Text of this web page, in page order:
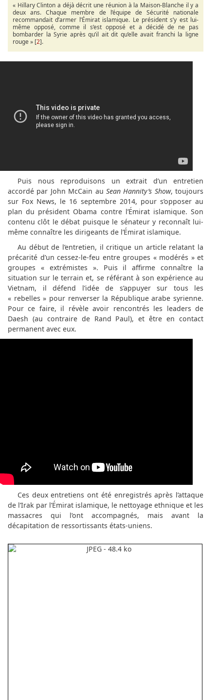
« Hillary Clinton a déjà décrit une réunion à la Maison-Blanche il y a
deux ans. Chaque membre de l’équipe de Sécurité nationale
recommandait d’armer l’Émirat islamique. Le président s’y est lui-
même opposé, comme il s’est opposé et a décidé de ne pas
bombarder la Syrie après qu’il ait dit qu’elle avait franchi la ligne
rouge » [2].
Puis nous reproduisons un extrait d’un entretien
accordé par John McCain au Sean Hannity’s Show, toujours
sur Fox News, le 16 septembre 2014, pour s’opposer au
plan du président Obama contre l’Émirat islamique. Son
contenu clôt le débat puisque le sénateur y reconnaît lui-
même connaître les dirigeants de l’Émirat islamique.
Au début de l’entretien, il critique un article relatant la
précarité d’un cessez-le-feu entre groupes « modérés » et
groupes « extrémistes ». Puis il affirme connaître la
situation sur le terrain et, se référant à son expérience au
Vietnam, il défend l’idée de s’appuyer sur tous les
« rebelles » pour renverser la République arabe syrienne.
Pour ce faire, il révèle avoir rencontrés les leaders de
Daesh (au contraire de Rand Paul), et être en contact
permanent avec eux.
Ces deux entretiens ont été enregistrés après l’attaque
de l’Irak par l’Émirat islamique, le nettoyage ethnique et les
massacres qui l’ont accompagnés, mais avant la
décapitation de ressortissants états-uniens.